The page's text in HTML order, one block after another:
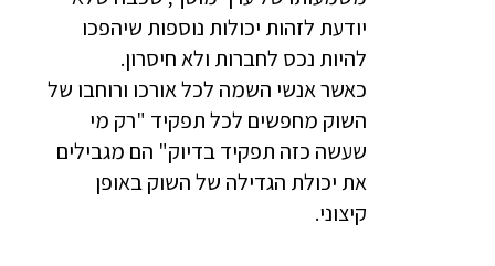
יודעת לזהות יכולות נוספות שיהפכו
להיות נכס לחברות ולא חיסרון.
כאשר אנשי השמה לכל אורכו ורוחבו של
השוק מחפשים לכל תפקיד "רק מי
שעשה כזה תפקיד בדיוק" הם מגבילים
את יכולת הגדילה של השוק באופן
קיצוני.